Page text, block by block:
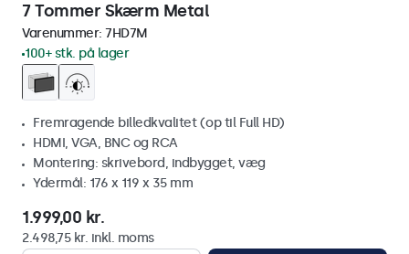
7 Tommer Skærm Metal
Varenummer: 7HD7M
100+ stk. på lager
Fremragende billedkvalitet (op til Full HD)
HDMI, VGA, BNC og RCA
Montering: skrivebord, indbygget, væg
Ydermål: 176 x 119 x 35 mm
1.999,00 kr.
2.498,75 kr. inkl. moms